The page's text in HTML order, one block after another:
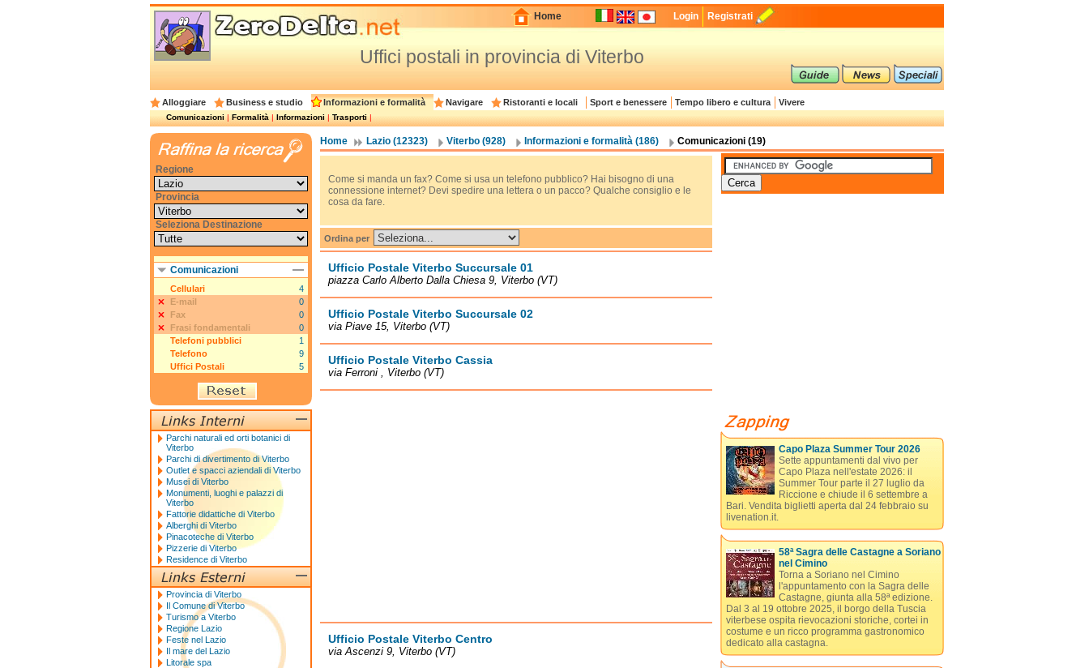
Home Login Registrati
Uffici postali in provincia di Viterbo
Alloggiare Business e studio Informazioni e formalità Navigare Ristoranti e locali Sport e benessere Tempo libero e cultura Vivere
Comunicazioni|Formalità|Informazioni|Trasporti|
Home Lazio (12323) Viterbo (928) Informazioni e formalità (186) Comunicazioni (19)
Come si manda un fax? Come si usa un telefono pubblico? Hai bisogno di una
connessione internet? Devi spedire una lettera o un pacco? Qualche consiglio e le
cosa da fare.
Ordina per
Ufficio Postale Viterbo Succursale 01
piazza Carlo Alberto Dalla Chiesa 9, Viterbo (VT)
Ufficio Postale Viterbo Succursale 02
via Piave 15, Viterbo (VT)
Ufficio Postale Viterbo Cassia
via Ferroni , Viterbo (VT)
Ufficio Postale Viterbo Centro
via Ascenzi 9, Viterbo (VT)
Capo Plaza Summer Tour 2026
Sette appuntamenti dal vivo per
Capo Plaza nell'estate 2026: il
Summer Tour parte il 27 luglio da
Riccione e chiude il 6 settembre a
Bari. Vendita biglietti aperta dal 24 febbraio su
livenation.it.
58ª Sagra delle Castagne a Soriano
nel Cimino
Torna a Soriano nel Cimino
l'appuntamento con la Sagra delle
Castagne, giunta alla 58ª edizione.
Dal 3 al 19 ottobre 2025, il borgo della Tuscia
viterbese ospita rievocazioni storiche, cortei in
costume e un ricco programma gastronomico
dedicato alla castagna.
Regione
Provincia
Seleziona Destinazione
Comunicazioni
Cellulari
4
E-mail
0
Fax
0
Frasi fondamentali
0
Telefoni pubblici
1
Telefono
9
Uffici Postali
5
Parchi naturali ed orti botanici di
Viterbo
Parchi di divertimento di Viterbo
Outlet e spacci aziendali di Viterbo
Musei di Viterbo
Monumenti, luoghi e palazzi di
Viterbo
Fattorie didattiche di Viterbo
Alberghi di Viterbo
Pinacoteche di Viterbo
Pizzerie di Viterbo
Residence di Viterbo
Provincia di Viterbo
Il Comune di Viterbo
Turismo a Viterbo
Regione Lazio
Feste nel Lazio
Il mare del Lazio
Litorale spa